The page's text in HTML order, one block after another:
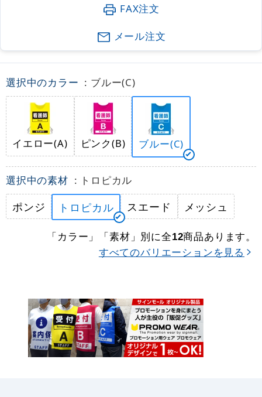
FAX注文
メール注文
選択中のカラー : ブルー(C)
イエロー(A) ピンク(B) ブルー(C)
選択中の素材 : トロピカル
ポンジ トロピカル スエード メッシュ
「カラー」「素材」別に全12商品あります。
すべてのバリエーションを見る